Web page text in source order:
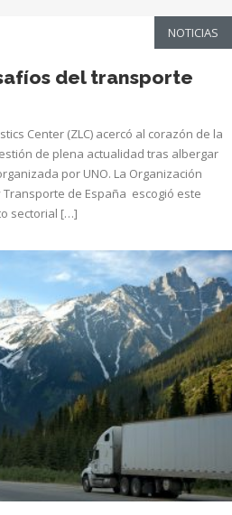
NOTICIAS
del transporte
Center (ZLC) acercó al corazón de la
de plena actualidad tras albergar
por UNO. La Organización
Transporte de España escogió este
sectorial […]